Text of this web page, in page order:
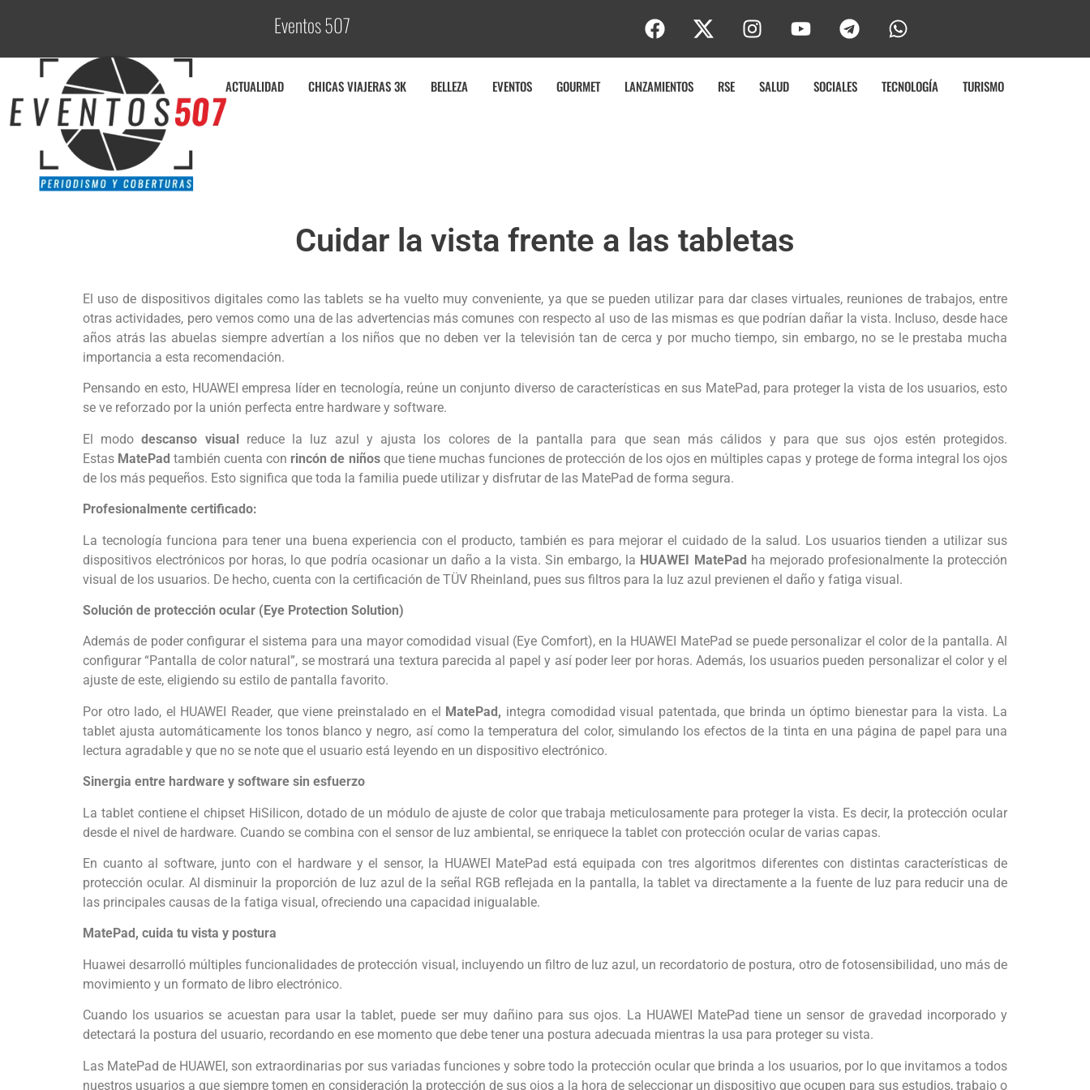
Eventos 507C
ACTUALIDAD CHICAS VIAJERAS 3K BELLEZA EVENTOS GOURMET LANZAMIENTOS RSE SALUD SOCIALES TECNOLOGÍA TURISMO
Cuidar la vista frente a las tabletas
El uso de dispositivos digitales como las tablets se ha vuelto muy conveniente, ya que se pueden utilizar para dar clases virtuales, reuniones de trabajos, entre
otras actividades, pero vemos como una de las advertencias más comunes con respecto al uso de las mismas es que podrían dañar la vista. Incluso, desde hace
años atrás las abuelas siempre advertían a los niños que no deben ver la televisión tan de cerca y por mucho tiempo, sin embargo, no se le prestaba mucha
importancia a esta recomendación.
Pensando en esto, HUAWEI empresa líder en tecnología, reúne un conjunto diverso de características en sus MatePad, para proteger la vista de los usuarios, esto
se ve reforzado por la unión perfecta entre hardware y software.
El mododescanso visual reduce la luz azul y ajusta los colores de la pantalla para que sean más cálidos y para que sus ojos estén protegidos.
Estas MatePad también cuenta con rincón de niños que tiene muchas funciones de protección de los ojos en múltiples capas y protege de forma integral los ojos
de los más pequeños. Esto significa que toda la familia puede utilizar y disfrutar de las MatePad de forma segura.
Profesionalmente certificado:
La tecnología funciona para tener una buena experiencia con el producto, también es para mejorar el cuidado de la salud. Los usuarios tienden a utilizar sus
dispositivos electrónicos por horas, lo que podría ocasionar un daño a la vista. Sin embargo, la HUAWEI MatePad ha mejorado profesionalmente la protección
visual de los usuarios. De hecho, cuenta con la certificación de TÜV Rheinland, pues sus filtros para la luz azul previenen el daño y fatiga visual.
Solución de protección ocular (Eye Protection Solution)
Además de poder configurar el sistema para una mayor comodidad visual (Eye Comfort), en la HUAWEI MatePad se puede personalizar el color de la pantalla. Al
configurar “Pantalla de color natural”, se mostrará una textura parecida al papel y así poder leer por horas. Además, los usuarios pueden personalizar el color y el
ajuste de este, eligiendo su estilo de pantalla favorito.
Por otro lado, el HUAWEI Reader, que viene preinstalado en el MatePad, integra comodidad visual patentada, que brinda un óptimo bienestar para la vista. La
tablet ajusta automáticamente los tonos blanco y negro, así como la temperatura del color, simulando los efectos de la tinta en una página de papel para una
lectura agradable y que no se note que el usuario está leyendo en un dispositivo electrónico.
Sinergia entre hardware y software sin esfuerzo
La tablet contiene el chipset HiSilicon, dotado de un módulo de ajuste de color que trabaja meticulosamente para proteger la vista. Es decir, la protección ocular
desde el nivel de hardware. Cuando se combina con el sensor de luz ambiental, se enriquece la tablet con protección ocular de varias capas.
En cuanto al software, junto con el hardware y el sensor, la HUAWEI MatePad está equipada con tres algoritmos diferentes con distintas características de
protección ocular. Al disminuir la proporción de luz azul de la señal RGB reflejada en la pantalla, la tablet va directamente a la fuente de luz para reducir una de
las principales causas de la fatiga visual, ofreciendo una capacidad inigualable.
MatePad, cuida tu vista y postura
Huawei desarrolló múltiples funcionalidades de protección visual, incluyendo un filtro de luz azul, un recordatorio de postura, otro de fotosensibilidad, uno más de
movimiento y un formato de libro electrónico.
Cuando los usuarios se acuestan para usar la tablet, puede ser muy dañino para sus ojos. La HUAWEI MatePad tiene un sensor de gravedad incorporado y
detectará la postura del usuario, recordando en ese momento que debe tener una postura adecuada mientras la usa para proteger su vista.
Las MatePad de HUAWEI, son extraordinarias por sus variadas funciones y sobre todo la protección ocular que brinda a los usuarios, por lo que invitamos a todos
nuestros usuarios a que siempre tomen en consideración la protección de sus ojos a la hora de seleccionar un dispositivo que ocupen para sus estudios, trabajo o